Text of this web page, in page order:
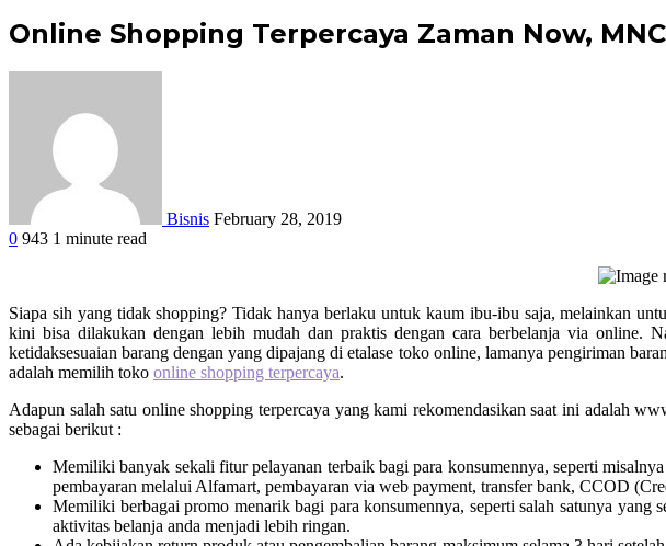
Online Shopping Terpercaya Zaman Now,
Bisnis February 28, 2019
0 943 1 minute read
Siapa sih yang tidak shopping? Tidak hanya berlaku untuk kaum ibu-ibu saja, melainkan
kini bisa dilakukan dengan lebih mudah dan praktis dengan cara berbelanja via online.
ketidaksesuaian barang dengan yang dipajang di etalase toko online, lamanya pengiriman
adalah memilih toko online shopping terpercaya.
Adapun salah satu online shopping terpercaya yang kami rekomendasikan saat ini adalah
sebagai berikut :
Memiliki banyak sekali fitur pelayanan terbaik bagi para konsumennya, seperti
pembayaran melalui Alfamart, pembayaran via web payment, transfer bank, CCOD
Memiliki berbagai promo menarik bagi para konsumennya, seperti salah satunya
aktivitas belanja anda menjadi lebih ringan.